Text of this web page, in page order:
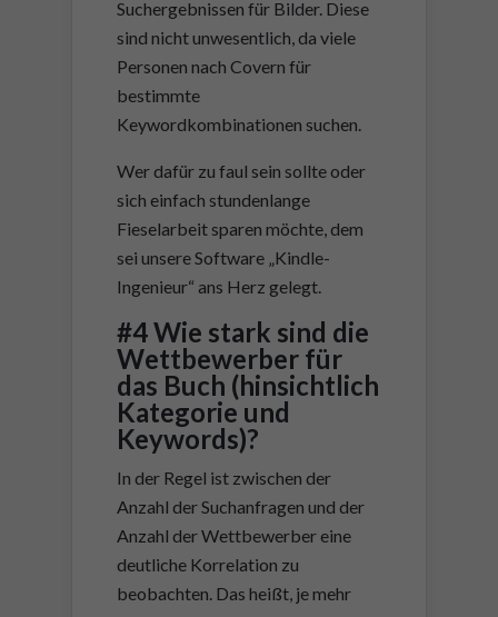
Suchergebnissen für Bilder. Diese
sind nicht unwesentlich, da viele
Personen nach Covern für
bestimmte
Keywordkombinationen suchen.
Wer dafür zu faul sein sollte oder
sich einfach stundenlange
Fieselarbeit sparen möchte, dem
sei unsere Software „Kindle-
Ingenieur“ ans Herz gelegt.
#4 Wie stark sind die
Wettbewerber für
das Buch (hinsichtlich
Kategorie und
Keywords)?
In der Regel ist zwischen der
Anzahl der Suchanfragen und der
Anzahl der Wettbewerber eine
deutliche Korrelation zu
beobachten. Das heißt, je mehr